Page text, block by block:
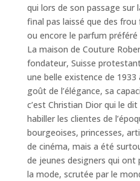
qui lors de son passage sur
final pas laissé que des
ou encore le parfum préféré
La maison de Couture
fondateur, Suisse
une belle existence de
goût de l’élégance, sa
c’est Christian Dior qui le
habiller les clientes de
bourgeoises, princesses,
de cinéma, mais a été
de jeunes designers qui ont
la mode, scrutée par le